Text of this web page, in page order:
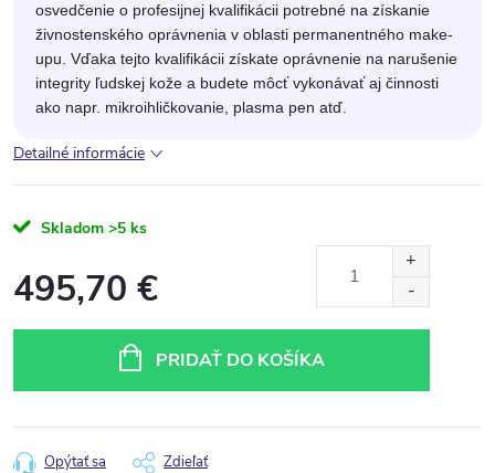
osvedčenie o profesijnej kvalifikácii potrebné na získanie
živnostenského oprávnenia v oblasti permanentného make-
upu. Vďaka tejto kvalifikácii získate oprávnenie na narušenie
integrity ľudskej kože a budete môcť vykonávať aj činnosti
ako napr. mikroihličkovanie, plasma pen atď.
Detailné informácie
Skladom >5 ks
495,70 €
PRIDAŤ DO KOŠÍKA
Opýtať sa Zdieľať